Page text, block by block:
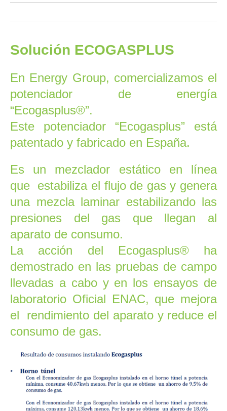
Solución ECOGASPLUS
En Energy Group, comercializamos el
potenciador
de energía
“Ecogasplus®”.
Este
potenciador
“Ecogasplus” está
patentado y fabricado en España.
Es un mezclador estático en línea
que estabiliza el flujo de gas y genera
una mezcla laminar estabilizando las
presiones del gas que llegan al
aparato de consumo.
La acción del Ecogasplus® ha
demostrado en las pruebas de campo
llevadas a cabo y en los ensayos de
laboratorio Oficial ENAC, que mejora
el rendimiento del aparato y reduce el
consumo de gas.